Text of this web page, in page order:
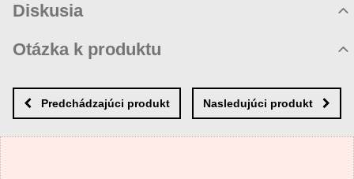
Diskusia
Zatiaľ nie sú žiadne komentáre! Buďte prvý!
Nový komentár
Otázka k produktu
MENOPredchádzajúci produkt Nasledujúci produkt